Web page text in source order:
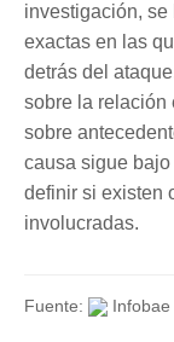
investigación,
exactas en las
detrás del
sobre la relación
sobre
causa sigue
definir si existen
involucradas.
Fuente: Infobae